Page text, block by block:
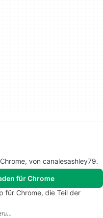
von canalesashley79.
für Chrome
für Chrome, die Teil der
Beste Bildschirmaufnahme-Erweiterung Für Chrome